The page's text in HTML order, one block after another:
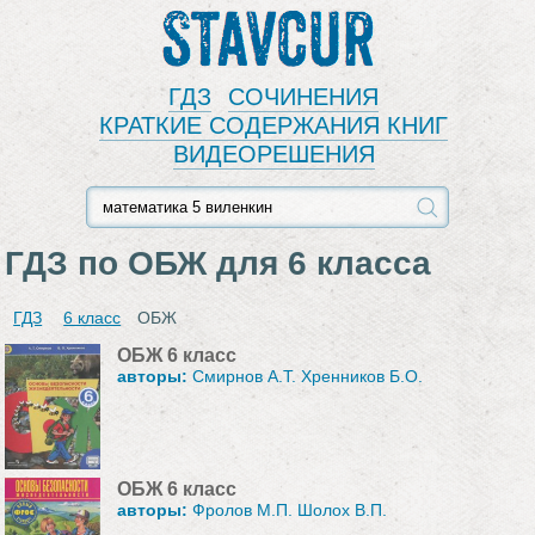
Stavcur
ГДЗ
СОЧИНЕНИЯ
КРАТКИЕ СОДЕРЖАНИЯ КНИГ
ВИДЕОРЕШЕНИЯ
ГДЗ по ОБЖ для 6 класса
ГДЗ 6 класс ОБЖ
ОБЖ 6 класс
авторы:Смирнов А.Т. Хренников Б.О.
ОБЖ 6 класс
авторы:Фролов М.П. Шолох В.П.